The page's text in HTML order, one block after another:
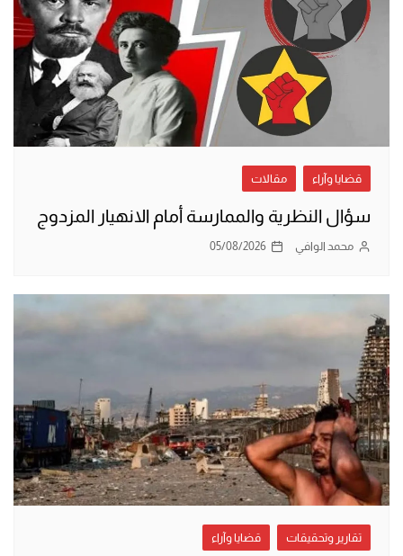
قضايا وآراء مقالات
سؤال النظرية والممارسة أمام الانهيار المزدوج
محمد الوافي 05/08/2026
تقارير وتحقيقات قضايا وآراء